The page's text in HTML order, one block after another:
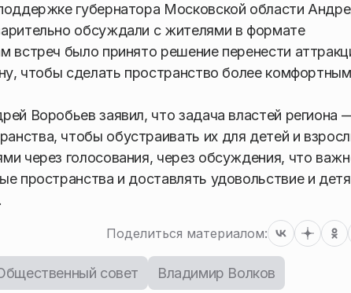
губернатора Московской области
обсуждали с жителями в формате
встреч было принято решение перенести
чтобы сделать пространство более
Воробьев заявил, что задача властей региона
чтобы обустраивать их для детей и
через голосования, через обсуждения, что
пространства и доставлять удовольствие и
Поделиться материалом:
совет Владимир Волков